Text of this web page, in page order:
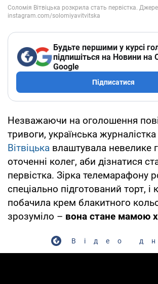
Будьте першими у курсі
підпишіться на Новини на
Google
Підписатися
Незважаючи на оголошення
тривоги, українська журналістка
Вітвіцька влаштувала невелике
оточенні колег, аби дізнатися
первістка. Зірка телемарафону
спеціально підготований торт, і
побачила крем блакитного
зрозуміло – вона стане мамою
Відео